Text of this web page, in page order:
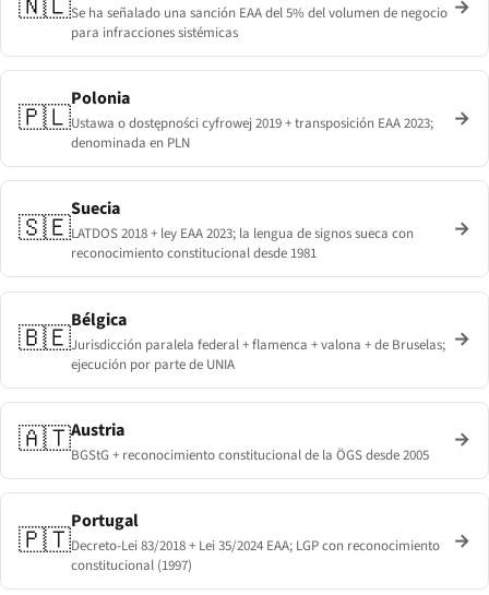
Se ha señalado una sanción EAA del 5% del volumen de negocio
para infracciones sistémicas
→
🇵🇱
Polonia
Ustawa o dostępności cyfrowej 2019 + transposición EAA 2023;
denominada en PLN
→
🇸🇪
Suecia
LATDOS 2018 + ley EAA 2023; la lengua de signos sueca con
reconocimiento constitucional desde 1981
→
🇧🇪
Bélgica
Jurisdicción paralela federal + flamenca + valona + de Bruselas;
ejecución por parte de UNIA
→
🇦🇹Austria
BGStG + reconocimiento constitucional de la ÖGS desde 2005
→
🇵🇹
Portugal
Decreto-Lei 83/2018 + Lei 35/2024 EAA; LGP con reconocimiento
constitucional (1997)
→